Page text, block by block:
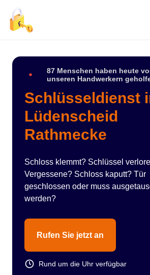
87 Menschen haben heute
unseren Handwerkern
Schlüsseldienst
Lüdenscheid
Rathmecke
Schloss klemmt? Schlüssel
Vergessene? Schloss kaputt? Tür
geschlossen oder muss
werden?
Rufen Sie jetzt an
Rund um die Uhr verfügbar